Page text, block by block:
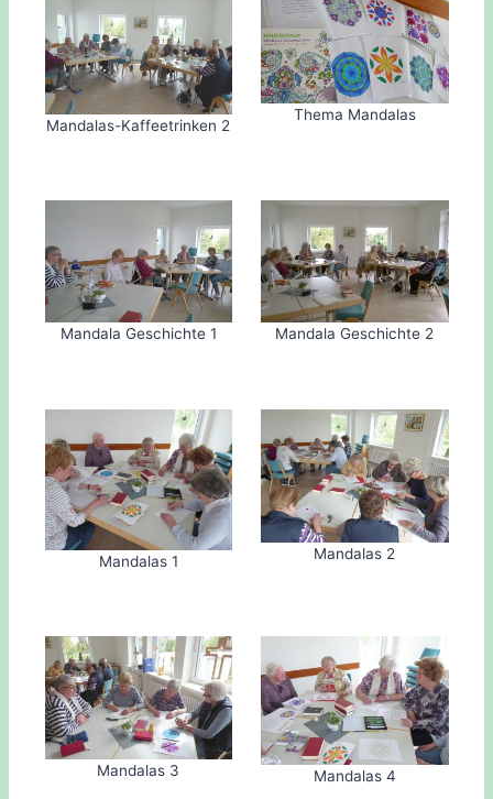
Mandalas-Kaffeetrinken 2
Thema Mandalas
Mandala Geschichte 1 Mandala Geschichte 2
Mandalas 1 Mandalas 2
Mandalas 3 Mandalas 4